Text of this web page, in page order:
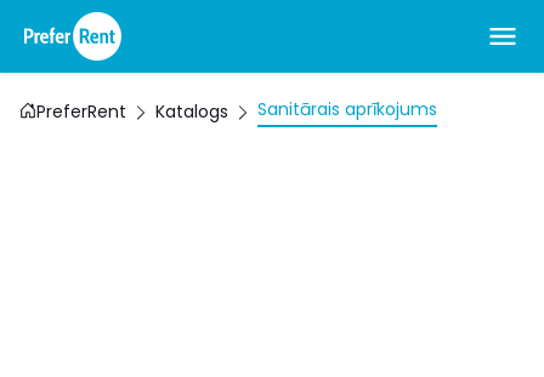
PreferRent Katalogs Sanitārais aprīkojums